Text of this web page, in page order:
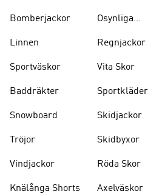
Bomberjackor
Linnen
Sportväskor
Baddräkter
Snowboard
Tröjor
Vindjackor
Knälånga Shorts
Osynliga
Regnjackor
Vita Skor
Sportkläder
Skidjackor
Skidbyxor
Röda Skor
Axelväskor